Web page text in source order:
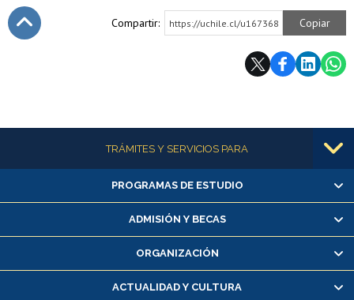
Compartir: https://uchile.cl/u167368 Copiar
Más informaciónTRÁMITES Y SERVICIOS PARA
Alumnas/os y exalumnas/os
Matrícula en línea
Inscripción y cambio de asignaturas
Consulta y certificado de notas
PROGRAMAS DE ESTUDIO
ADMISIÓN Y BECAS
ORGANIZACIÓN
ACTUALIDAD Y CULTURA